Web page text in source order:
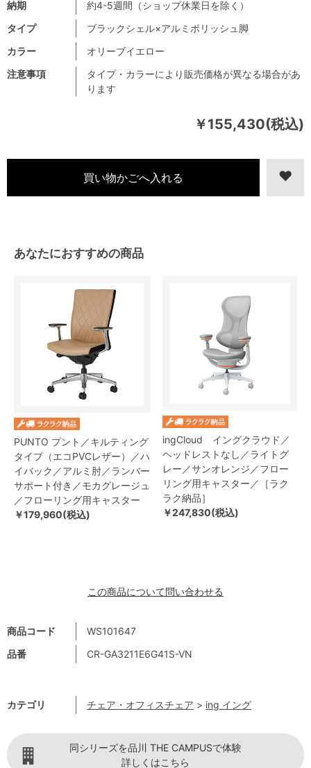
￥155,430(税込)
商品コード
WS101647
品番
CR-GA3211E6G41S-VN
カテゴリ チェア・オフィスチェア > ing イング
注意事項
タイプ・カラーにより販売価格が異なる場合があ
ります
納期
約4-5週間（ショップ休業日を除く）
タイプ
ブラックシェル×アルミポリッシュ脚
カラー
オリーブイエロー
あなたにおすすめの商品
PUNTO プント／キルティング
タイプ（エコPVCレザー）／ハ
イバック／アルミ肘／ランバー
サポート付き／モカグレージュ
／フローリング用キャスター
￥179,960(税込)
ingCloud イングクラウド／
ヘッドレストなし／ライトグ
レー／サンオレンジ／フロー
リング用キャスター／［ラク
ラク納品］
￥247,830(税込)
この商品について問い合わせる
同シリーズを品川 THE CAMPUSで体験
詳しくはこちら